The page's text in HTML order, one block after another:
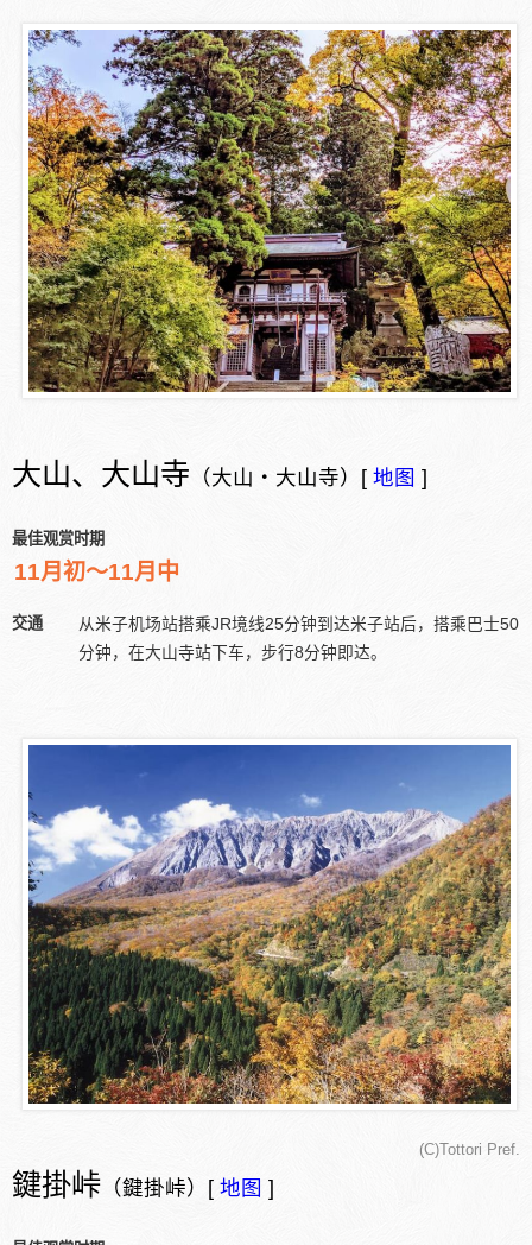
大山、大山寺 （大山・大山寺）[ 地图 ]
最佳观赏时期
11月初～11月中
交通
从米子机场站搭乘JR境线25分钟到达米子站后，搭乘巴士50
分钟，在大山寺站下车，步行8分钟即达。
(C)Tottori Pref.
鍵掛峠 （鍵掛峠）[ 地图 ]